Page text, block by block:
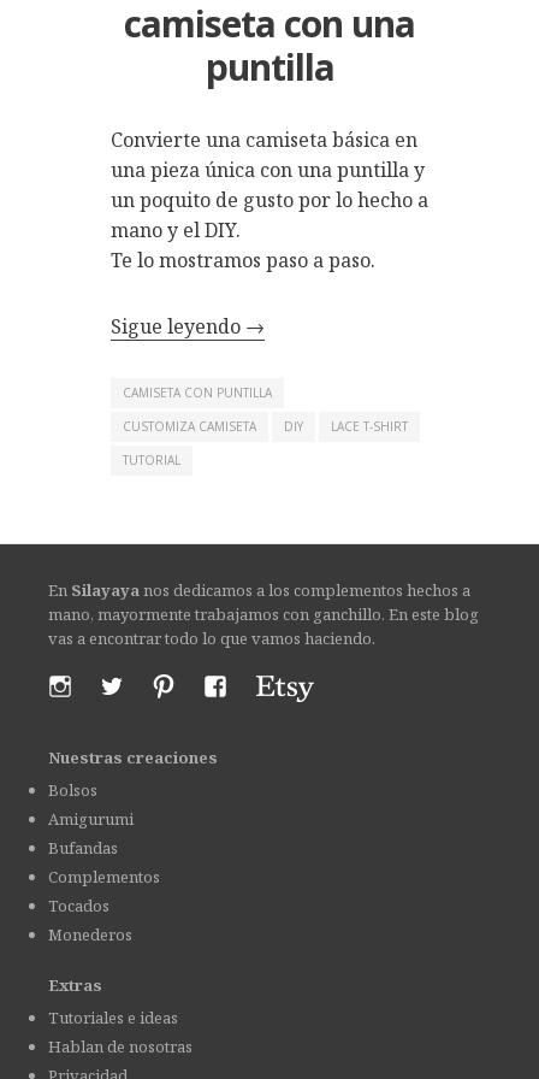
camiseta con una
puntilla
Convierte una camiseta básica en
una pieza única con una puntilla y
un poquito de gusto por lo hecho a
mano y el DIY.
Te lo mostramos paso a paso.
Sigue leyendo →
CAMISETA CON PUNTILLA
CUSTOMIZA CAMISETA
DIY
LACE T-SHIRT
TUTORIAL
En Silayayanos dedicamos a los complementos hechos a
mano, mayormente trabajamos con ganchillo. En este blog
vas a encontrar todo lo que vamos haciendo.
Nuestras creaciones
Bolsos
Amigurumi
Bufandas
Complementos
Tocados
Monederos
Extras
Tutoriales e ideas
Hablan de nosotras